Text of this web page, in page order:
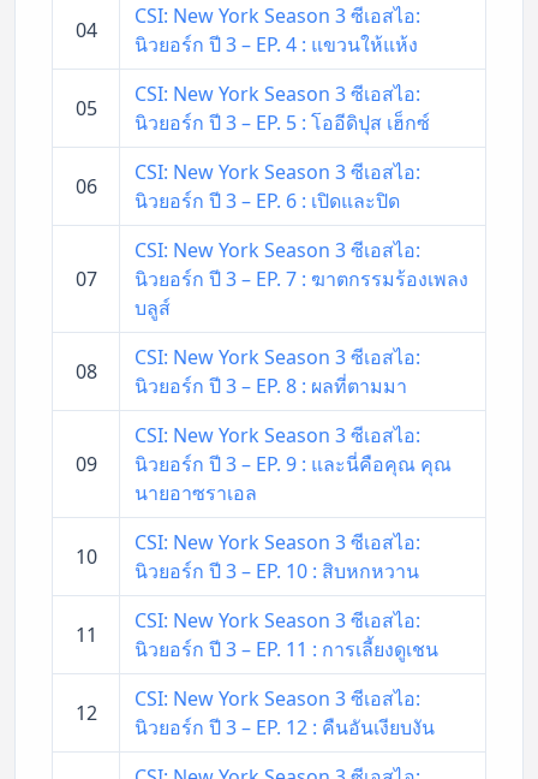
04
CSI: New York Season 3 ซีเอสไอ:
นิวยอร์ก ปี 3 – EP. 4 : แขวนให้แห้ง
05
CSI: New York Season 3 ซีเอสไอ:
นิวยอร์ก ปี 3 – EP. 5 : โออีดิปุส เฮ็กซ์
06
CSI: New York Season 3 ซีเอสไอ:
นิวยอร์ก ปี 3 – EP. 6 : เปิดและปิด
07
CSI: New York Season 3 ซีเอสไอ:
นิวยอร์ก ปี 3 – EP. 7 : ฆาตกรรมร้องเพลง
บลูส์
08
CSI: New York Season 3 ซีเอสไอ:
นิวยอร์ก ปี 3 – EP. 8 : ผลที่ตามมา
09
CSI: New York Season 3 ซีเอสไอ:
นิวยอร์ก ปี 3 – EP. 9 : และนี่คือคุณ คุณ
นายอาซราเอล
10
CSI: New York Season 3 ซีเอสไอ:
นิวยอร์ก ปี 3 – EP. 10 : สิบหกหวาน
11
CSI: New York Season 3 ซีเอสไอ:
นิวยอร์ก ปี 3 – EP. 11 : การเลี้ยงดูเชน
12
CSI: New York Season 3 ซีเอสไอ:
นิวยอร์ก ปี 3 – EP. 12 : คืนอันเงียบงัน